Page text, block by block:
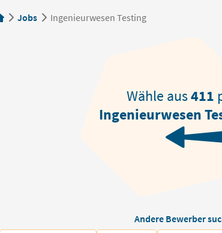
Jobs Ingenieurwesen Testing
Wähle aus411
Ingenieurwesen
Andere Bewerber